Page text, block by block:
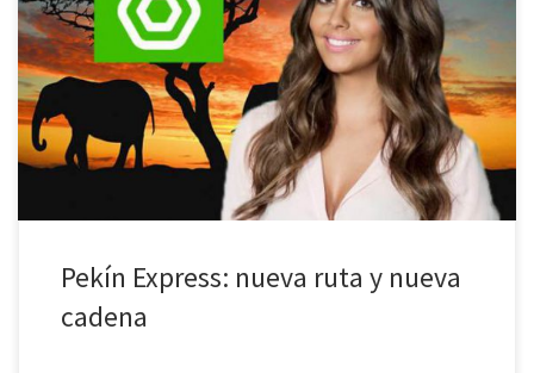
Cristina Pedroche es, de nuevo, la encargada de conducir la sexta
entrega del reality más aventurero de nuestras pantallas: Pekín
Express, una competición por parejas que disponen de 1 euro
(por persona y día) para comer y recorrer los diferentes países
que el programa marca como objetivo. La última pareja se […]
Pekín Express: nueva ruta y nueva
cadena